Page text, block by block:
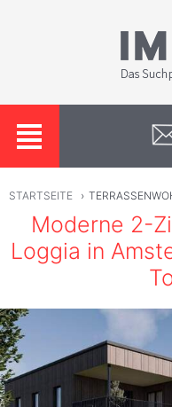
STARTSEITE ›
Moderne 2-
Loggia in